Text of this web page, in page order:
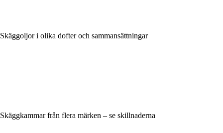
Skäggoljor i olika dofter och sammansättningar
Skäggkammar från flera märken – se skillnaderna